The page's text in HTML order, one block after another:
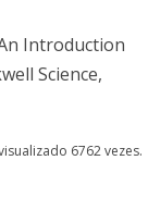
Introduction
Science,
6762 vezes.